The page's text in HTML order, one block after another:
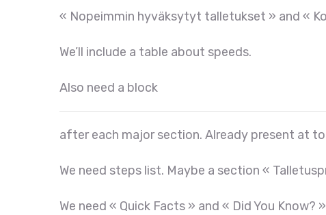
« Nopeimmin hyväksytyt talletukset » and «
We’ll include a table about speeds.
Also need a block
after each major section. Already present at
We need steps list. Maybe a section «
We need « Quick Facts » and « Did You Know?